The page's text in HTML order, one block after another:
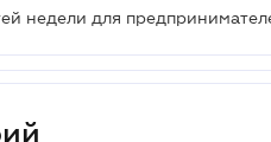
недели для